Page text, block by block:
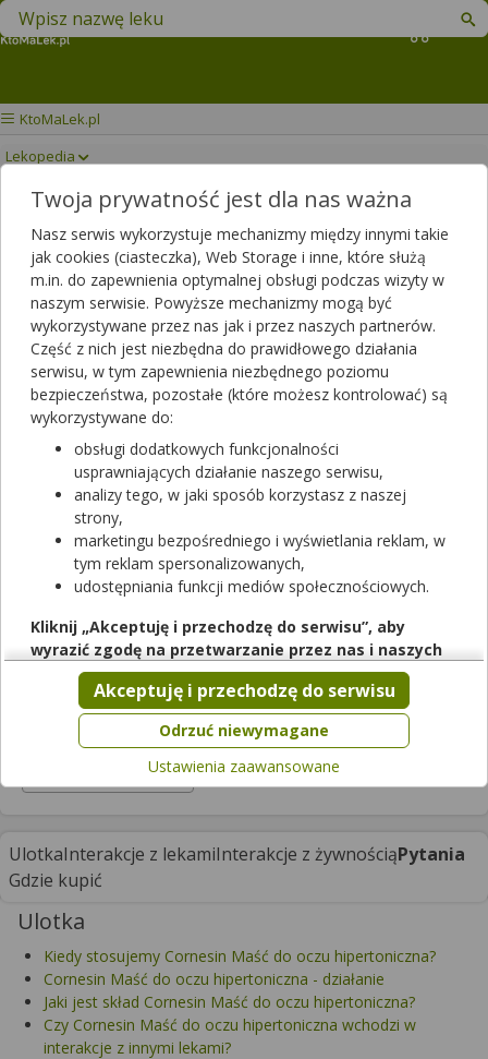
Koszyk
Znajdź lek w swojej okolicy
KtoMaLek.pl
Lekopedia
CORNESIN Drukuj/Zapisz
Cornesin Maść do oczu hipertoniczna
maść do oczu|-| 5 g
wyrób medyczny
Rezerwuj
Cena zależna od apteki
Trudno dostępny w aptekach
UlotkaInterakcje z lekamiInterakcje z żywnościąPytania
Gdzie kupić
Ulotka
Kiedy stosujemy Cornesin Maść do oczu hipertoniczna?
Cornesin Maść do oczu hipertoniczna - działanie
Jaki jest skład Cornesin Maść do oczu hipertoniczna?
Czy Cornesin Maść do oczu hipertoniczna wchodzi w
interakcje z innymi lekami?
Twoja prywatność jest dla nas ważna
Nasz serwis wykorzystuje mechanizmy między innymi takie
jak cookies (ciasteczka), Web Storage i inne, które służą
m.in. do zapewnienia optymalnej obsługi podczas wizyty w
naszym serwisie. Powyższe mechanizmy mogą być
wykorzystywane przez nas jak i przez naszych partnerów.
Część z nich jest niezbędna do prawidłowego działania
serwisu, w tym zapewnienia niezbędnego poziomu
bezpieczeństwa, pozostałe (które możesz kontrolować) są
wykorzystywane do:
obsługi dodatkowych funkcjonalności
usprawniających działanie naszego serwisu,
analizy tego, w jaki sposób korzystasz z naszej
strony,
marketingu bezpośredniego i wyświetlania reklam, w
tym reklam spersonalizowanych,
udostępniania funkcji mediów społecznościowych.
Kliknij „Akceptuję i przechodzę do serwisu”, aby
wyrazić zgodę na przetwarzanie przez nas i naszych
partnerów Twoich danych w powyższych celach.
Pamiętaj, że wyrażenie zgody jest dobrowolne, a wyrażoną
zgodę możesz w każdej chwili cofnąć, możesz też wycofać
zgodę na przetwarzanie Twoich danych tylko w niektórych
celach. Jeżeli chcesz dowiedzieć się więcej lub chcesz
przeprowadzić konfigurację szczegółową, to możesz tego
Więcej informacji na temat wykorzystywania narzędzi
zewnętrznych w naszym serwisie znajdziesz w
Serwisu
Odrzuć niewymagane
Akceptuję i przechodzę do serwisu
Ustawienia zaawansowane